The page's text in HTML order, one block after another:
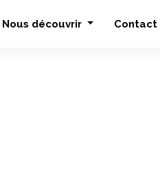
Nous découvrir Contact